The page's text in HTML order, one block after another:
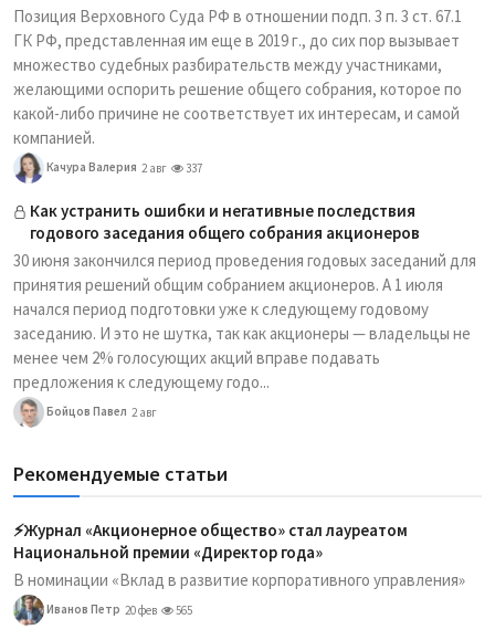
Позиция Верховного Суда РФ в отношении подп. 3 п. 3 ст. 67.1
ГК РФ, представленная им еще в 2019 г., до сих пор вызывает
множество судебных разбирательств между участниками,
желающими оспорить решение общего собрания, которое по
какой-либо причине не соответствует их интересам, и самой
компанией.
Качура Валерия 2 авг 337
Как устранить ошибки и негативные последствия
годового заседания общего собрания акционеров
30 июня закончился период проведения годовых заседаний для
принятия решений общим собранием акционеров. А 1 июля
начался период подготовки уже к следующему годовому
заседанию. И это не шутка, так как акционеры — владельцы не
менее чем 2% голосующих акций вправе подавать
предложения к следующему годо...
Бойцов Павел 2 авг
Рекомендуемые статьи
⚡️Журнал «Акционерное общество» стал лауреатом
Национальной премии «Директор года»
В номинации «Вклад в развитие корпоративного управления»
Иванов Петр 20 фев 565